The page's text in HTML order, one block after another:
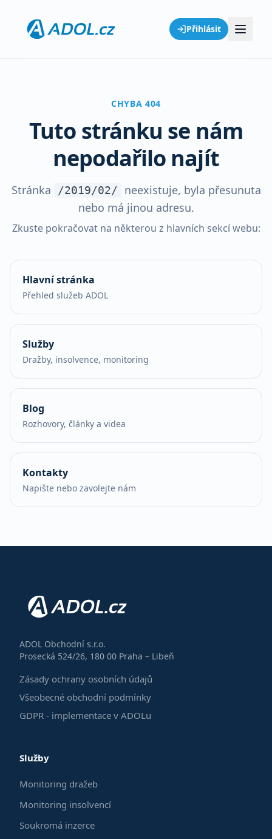
Přihlásit
CHYBA 404
Tuto stránku se nám
nepodařilo najít
Stránka /2019/02/
neexistuje, byla přesunuta
nebo má jinou adresu.
Zkuste pokračovat na některou z hlavních sekcí webu:
Hlavní stránka
Přehled služeb ADOL
Služby
Dražby, insolvence, monitoring
Blog
Rozhovory, články a videa
Kontakty
Napište nebo zavolejte nám
ADOL Obchodní s.r.o.
Prosecká 524/26, 180 00 Praha – Libeň
Zásady ochrany osobních údajů
Všeobecné obchodní podmínky
GDPR - implementace v ADOLu
Služby
Monitoring dražeb
Monitoring insolvencí
Soukromá inzerce